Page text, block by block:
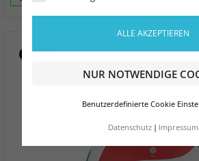
ALLE AKZEPTIEREN
NUR NOTWENDIGE
Benutzerdefinierte Cookie
Datenschutz Impressum
- 8,00 €